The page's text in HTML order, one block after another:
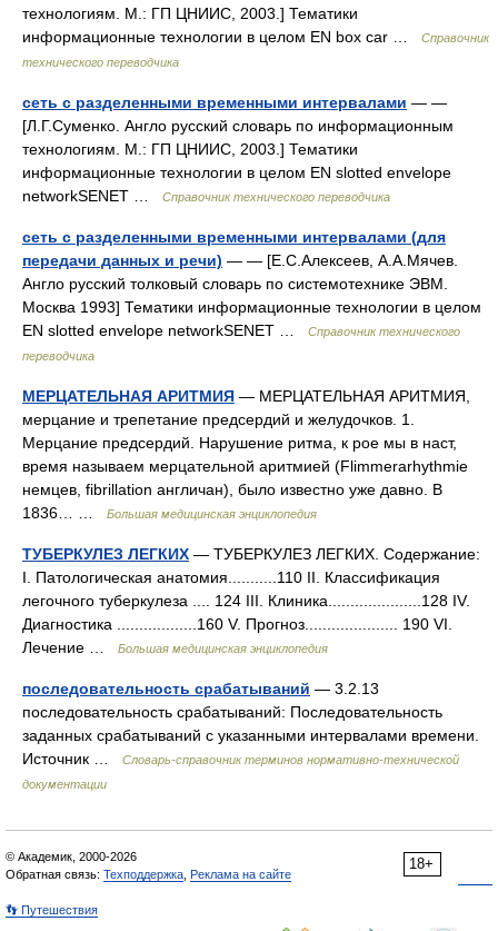
технологиям. М.: ГП ЦНИИС, 2003.] Тематики
информационные технологии в целом EN box car …
Справочник
технического переводчика
сеть с разделенными временными интервалами — —
[Л.Г.Суменко. Англо русский словарь по информационным
технологиям. М.: ГП ЦНИИС, 2003.] Тематики
информационные технологии в целом EN slotted envelope
networkSENET …
Справочник технического переводчика
сеть с разделенными временными интервалами (для
передачи данных и речи) — — [Е.С.Алексеев, А.А.Мячев.
Англо русский толковый словарь по системотехнике ЭВМ.
Москва 1993] Тематики информационные технологии в целом
EN slotted envelope networkSENET …
Справочник технического
переводчика
МЕРЦАТЕЛЬНАЯ АРИТМИЯ — МЕРЦАТЕЛЬНАЯ АРИТМИЯ,
мерцание и трепетание предсердий и желудочков. 1.
Мерцание предсердий. Нарушение ритма, к рое мы в наст,
время называем мерцательной аритмией (Flimmerarhythmie
немцев, fibrillation англичан), было известно уже давно. В
1836… …
Большая медицинская энциклопедия
ТУБЕРКУЛЕЗ ЛЕГКИХ — ТУБЕРКУЛЕЗ ЛЕГКИХ. Содержание:
I. Патологическая анатомия...........110 II. Классификация
легочного туберкулеза .... 124 III. Клиника.....................128 IV.
Диагностика ..................160 V. Прогноз..................... 190 VІ.
Лечение …
Большая медицинская энциклопедия
последовательность срабатываний — 3.2.13
последовательность срабатываний: Последовательность
заданных срабатываний с указанными интервалами времени.
Источник …
Словарь-справочник терминов нормативно-технической
документации
18+
© Академик, 2000-2026
Обратная связь: Техподдержка Реклама на сайте
👣 Путешествия